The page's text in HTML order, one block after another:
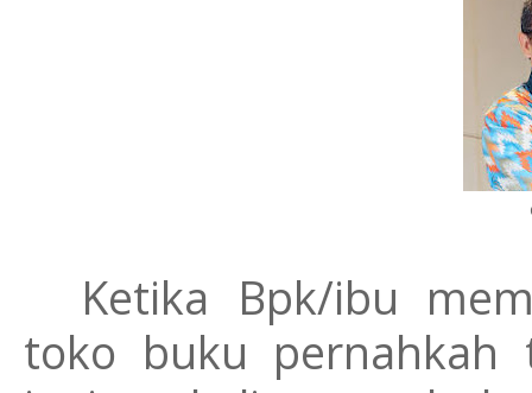
Ketika Bpk/ibu
toko buku